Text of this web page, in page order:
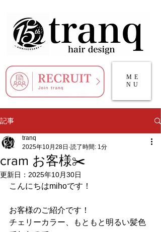
ME
NU
記事
cram お客様✂️
tranq
2025年10月28日 読了時間: 1分
更新日： 2025年10月30日
こんにちはmihoです！
お客様のご紹介です！
チェリーカラー、もともと明るい髪色